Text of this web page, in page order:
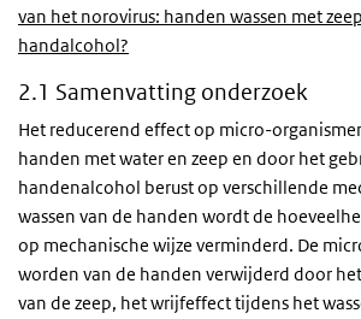
van het norovirus: handen wassen met
handalcohol?
2.1 Samenvatting onderzoek
Het reducerend effect op micro-
handen met water en zeep en door het
handenalcohol berust op verschillende
wassen van de handen wordt de
op mechanische wijze verminderd. De
worden van de handen verwijderd door
van de zeep, het wrijfeffect tijdens het